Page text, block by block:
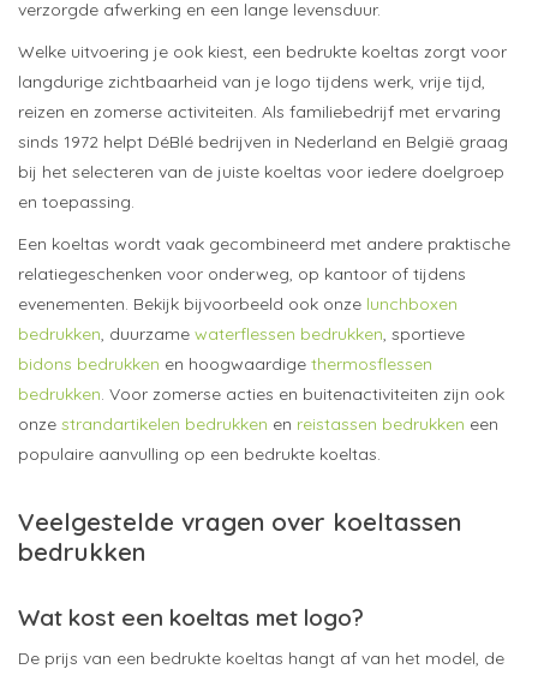
verzorgde afwerking en een lange levensduur.
Welke uitvoering je ook kiest, een bedrukte koeltas zorgt voor
langdurige zichtbaarheid van je logo tijdens werk, vrije tijd,
reizen en zomerse activiteiten. Als familiebedrijf met ervaring
sinds 1972 helpt DéBlé bedrijven in Nederland en België graag
bij het selecteren van de juiste koeltas voor iedere doelgroep
en toepassing.
Een koeltas wordt vaak gecombineerd met andere praktische
relatiegeschenken voor onderweg, op kantoor of tijdens
evenementen. Bekijk bijvoorbeeld ook onze lunchboxen
bedrukken, duurzame waterflessen bedrukken, sportieve
bidons bedrukken en hoogwaardige thermosflessen
bedrukken. Voor zomerse acties en buitenactiviteiten zijn ook
onze strandartikelen bedrukken en reistassen bedrukken een
populaire aanvulling op een bedrukte koeltas.
Veelgestelde vragen over koeltassen
bedrukken
Wat kost een koeltas met logo?
De prijs van een bedrukte koeltas hangt af van het model, de